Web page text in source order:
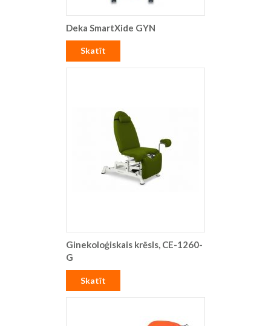
Deka SmartXide GYN
Skatīt
Ginekoloģiskais krēsls, CE-1260-
G
Skatīt